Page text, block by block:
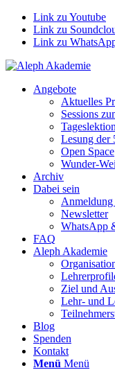
Link zu Youtube
Link zu
Link zu
Angebote
Aktuelles
Sessions
Lesung der
Open Space
Wunder-
Archiv
Dabei sein
Anmeldung
Newsletter
WhatsApp
FAQ
Aleph Akademie
Ziel und
Lehr- und
Blog
Spenden
Kontakt
Menü Menü